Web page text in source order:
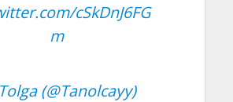
cSkDnJ6FG
m
(@Tanolcayy)